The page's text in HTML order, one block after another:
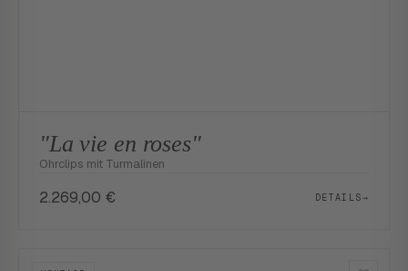
"La vie en roses"
Ohrclips mit Turmalinen
2.269,00 € DETAILS→